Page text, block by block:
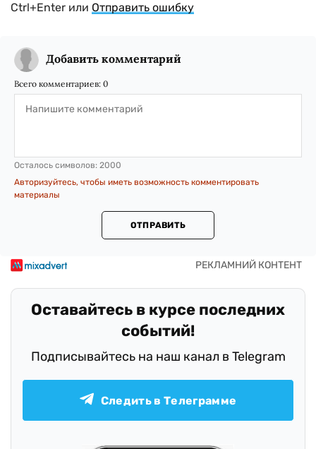
Ctrl+Enter или Отправить ошибку
Добавить комментарий
Всего комментариев: 0
Осталось символов: 2000
Авторизуйтесь, чтобы иметь возможность комментировать
материалы
ОТПРАВИТЬ
Оставайтесь в курсе последних
событий!
Подписывайтесь на наш канал в Telegram
Следить в Телеграмме